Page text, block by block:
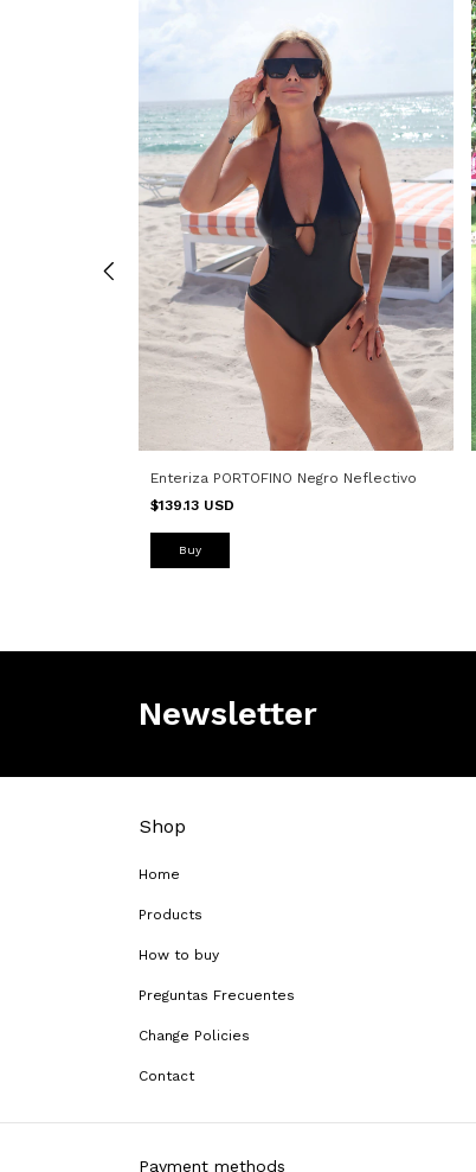
Enteriza PORTOFINO Negro Neflectivo
$139.13 USD
Buy
Newsletter
Shop
Home
Products
How to buy
Preguntas Frecuentes
Change Policies
Contact
Payment methods